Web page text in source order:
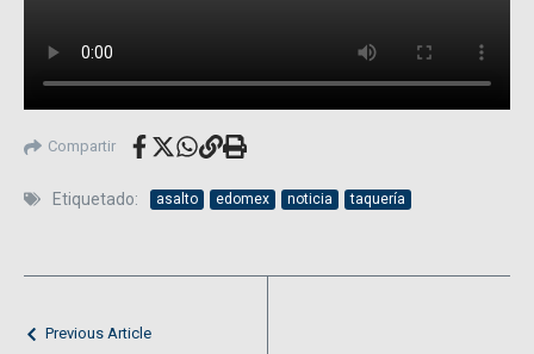
Compartir
Etiquetado: asalto edomex noticia taquería
Previous Article